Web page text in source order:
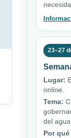
23–27
Lugar:
online.
Tema:
del
Por